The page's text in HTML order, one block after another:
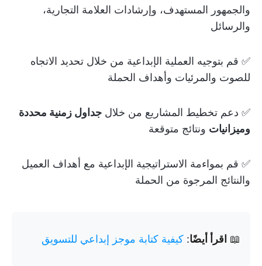
والجمهور المستهدف، وإرشادات العلامة التجارية،
والرسائل
✅ قم بتوجيه العملية الإبداعية من خلال تحديد الاتجاه
للصوت والمرئيات وأهداف الحملة
✅ دعم تخطيط المشاريع من خلال جداول زمنية محددة
وميزانيات ونتائج متوقعة
✅ قم بمواءمة الاستراتيجية الإبداعية مع أهداف العميل
والنتائج المرجوة من الحملة
📖 اقرأ أيضًا: كيفية كتابة موجز إبداعي للتسويق